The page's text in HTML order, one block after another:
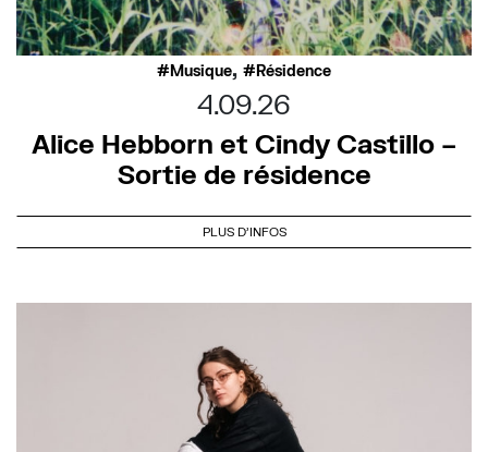
Musique, Résidence
4.09.26
Alice Hebborn et Cindy Castillo –
Sortie de résidence
PLUS D'INFOS